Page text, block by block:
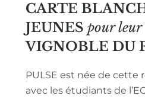
CARTE
JEUNES pour leur
VIGNOBLE DU
PULSE est née de cette
avec les étudiants de